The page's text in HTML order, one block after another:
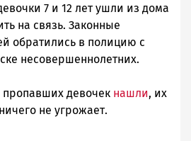
7 и 12 лет ушли из дома
на связь. Законные
обратились в полицию с
несовершеннолетних.
девочек нашли, их
не угрожает.